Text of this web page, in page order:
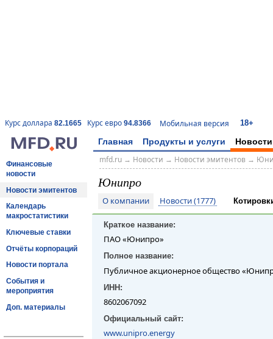
Курс доллара 82.1665 Курс евро 94.8366 Мобильная версия 18+
Главная Продукты и услуги Новости
Финансовые
новости
Новости эмитентов
Календарь
макростатистики
Ключевые ставки
Отчёты корпораций
Новости портала
События и
мероприятия
Доп. материалы
mfd.ru→ Новости → Новости эмитентов→
Юнипро
О компании Новости (1777)
Краткое название:
ПАО «Юнипро»
Полное название:
Публичное акционерное общество
ИНН:
8602067092
Официальный сайт:
www.unipro.energy